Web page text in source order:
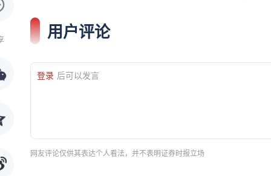
用户评论
登录 后可以发言
网友评论仅供其表达个人看法，并不表明证券时报立场